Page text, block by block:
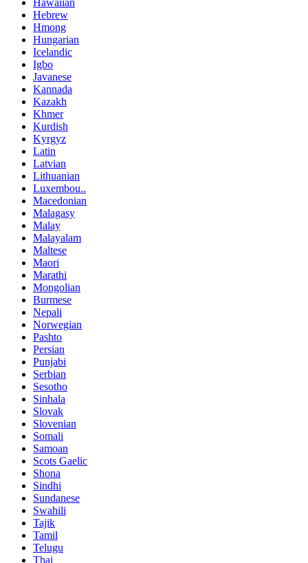
Hawaiian
Hebrew
Hmong
Hungarian
Icelandic
Igbo
Javanese
Kannada
Kazakh
Khmer
Kurdish
Kyrgyz
Latin
Latvian
Lithuanian
Luxembou..
Macedonian
Malagasy
Malay
Malayalam
Maltese
Maori
Marathi
Mongolian
Burmese
Nepali
Norwegian
Pashto
Persian
Punjabi
Serbian
Sesotho
Sinhala
Slovak
Slovenian
Somali
Samoan
Scots Gaelic
Shona
Sindhi
Sundanese
Swahili
Tajik
Tamil
Telugu
Thai